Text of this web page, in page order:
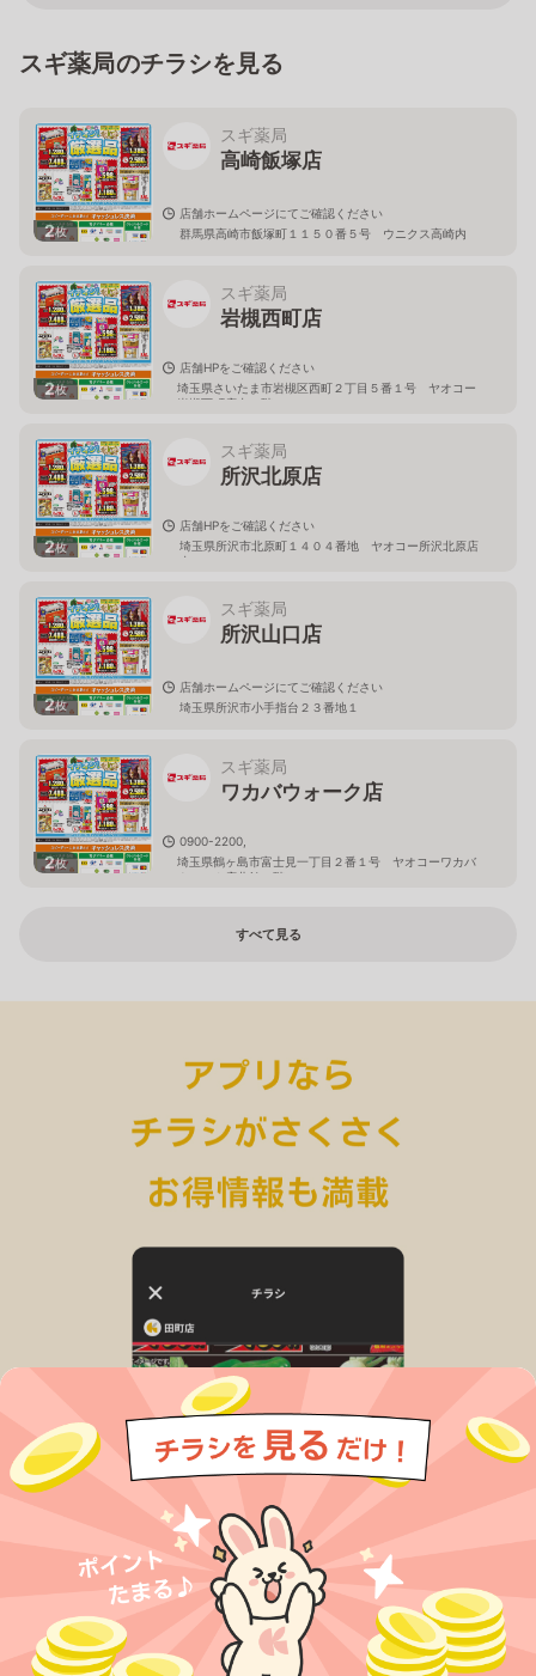
スギ薬局のチラシを見る
2枚
スギ薬局
高崎飯塚店
店舗ホームページにてご確認ください
群馬県高崎市飯塚町１１５０番５号 ウニクス高崎内
2枚
スギ薬局
岩槻西町店
店舗HPをご確認ください
埼玉県さいたま市岩槻区西町２丁目５番１号 ヤオコー
岩槻西町店内１階
2枚
スギ薬局
所沢北原店
店舗HPをご確認ください
埼玉県所沢市北原町１４０４番地 ヤオコー所沢北原店
内
2枚
スギ薬局
所沢山口店
店舗ホームページにてご確認ください
埼玉県所沢市小手指台２３番地１
2枚
スギ薬局
ワカバウォーク店
0900-2200,
埼玉県鶴ヶ島市富士見一丁目２番１号 ヤオコーワカバ
ウォーク店北館１階
すべて見る